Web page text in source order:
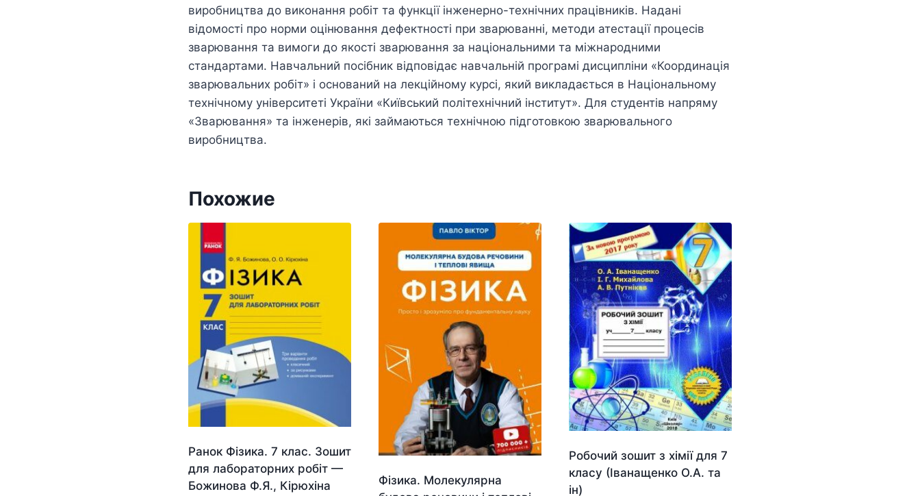
виробництва до виконання робіт та функції інженерно-технічних працівників. Надані
відомості про норми оцінювання дефектності при зварюванні, методи атестації процесів
зварювання та вимоги до якості зварювання за національними та міжнародними
стандартами. Навчальний посібник відповідає навчальній програмі дисципліни «Координація
зварювальних робіт» і оснований на лекційному курсі, який викладається в Національному
технічному університеті України «Київський політехнічний інститут». Для студентів напряму
«Зварювання» та інженерів, які займаються технічною підготовкою зварювального
виробництва.
Похожие
Ранок Фізика. 7 клас. Зошит
для лабораторних робіт —
Божинова Ф.Я., Кірюхіна
Фізика. Молекулярна
Робочий зошит з хімії для 7
класу (Іванащенко О.А. та
ін)